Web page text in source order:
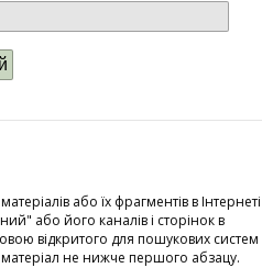
або їх фрагментів в Інтернеті
або його каналів і сторінок в
відкритого для пошукових систем
не нижче першого абзацу.